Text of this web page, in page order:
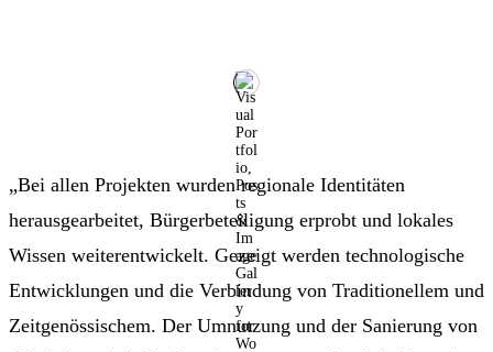
„Bei allen Projekten wurden regionale Identitäten
herausgearbeitet, Bürgerbeteiligung erprobt und lokales
Wissen weiterentwickelt. Gezeigt werden technologische
Entwicklungen und die Verbindung von Traditionellem und
Zeitgenössischem. Der Umnutzung und der Sanierung von